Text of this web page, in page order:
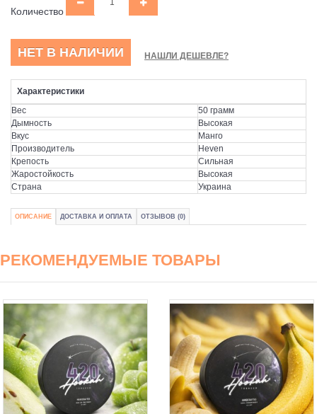
Количество
НЕТ В НАЛИЧИИ НАШЛИ ДЕШЕВЛЕ?
Характеристики
Вес
50 грамм
Дымность
Высокая
Вкус
Манго
Производитель
Heven
Крепость
Сильная
Жаростойкость
Высокая
Страна
Украина
ОПИСАНИЕ ДОСТАВКА И ОПЛАТА ОТЗЫВОВ (0)
РЕКОМЕНДУЕМЫЕ ТОВАРЫ